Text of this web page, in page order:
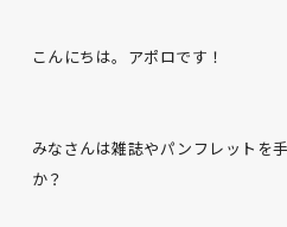
こんにちは。アポロです！
みなさんは雑誌やパンフレットを
か？